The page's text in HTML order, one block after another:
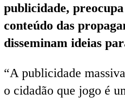
publicidade,
conteúdo das
disseminam ideias
“A publicidade
o cidadão que jogo é